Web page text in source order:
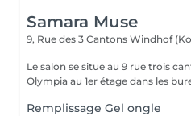
Samara Muse
9, Rue des 3 Cantons Windhof
Le salon se situe au 9 rue trois
Olympia au 1er étage dans les
Remplissage Gel ongle